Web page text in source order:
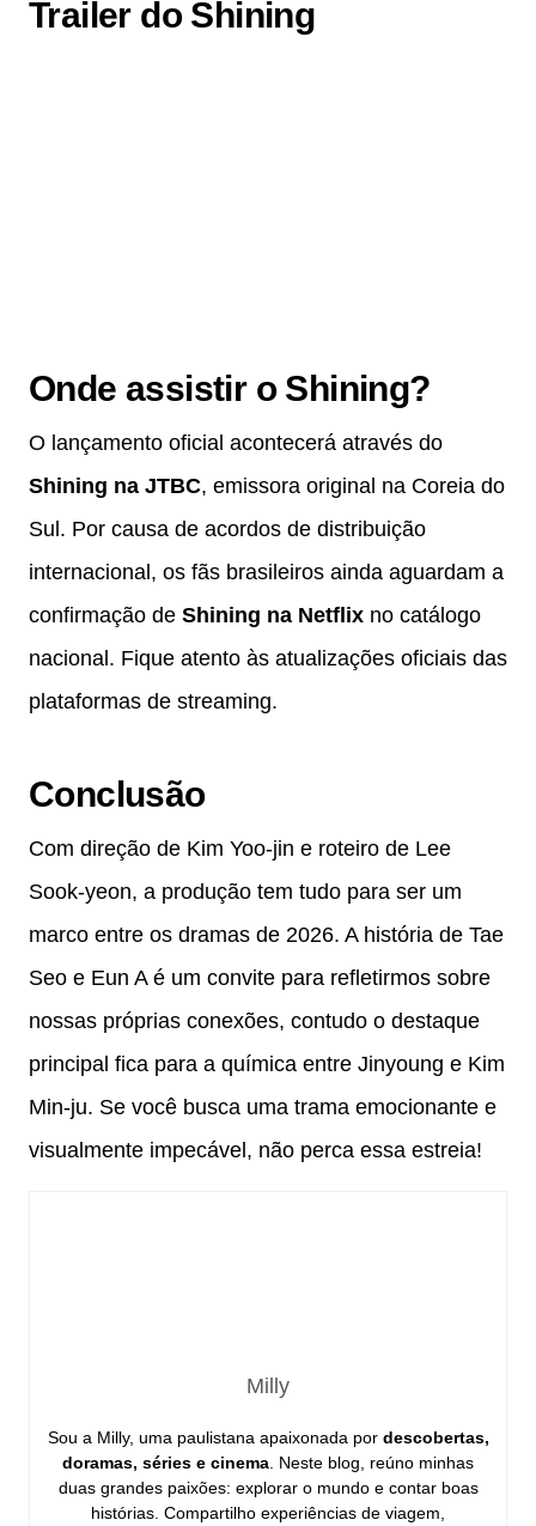
Trailer do Shining
Onde assistir o Shining?
O lançamento oficial acontecerá através do
Shining na JTBC, emissora original na Coreia do
Sul. Por causa de acordos de distribuição
internacional, os fãs brasileiros ainda aguardam a
confirmação de Shining na Netflix no catálogo
nacional. Fique atento às atualizações oficiais das
plataformas de streaming.
Conclusão
Com direção de Kim Yoo-jin e roteiro de Lee
Sook-yeon, a produção tem tudo para ser um
marco entre os dramas de 2026. A história de Tae
Seo e Eun A é um convite para refletirmos sobre
nossas próprias conexões, contudo o destaque
principal fica para a química entre Jinyoung e Kim
Min-ju. Se você busca uma trama emocionante e
visualmente impecável, não perca essa estreia!
Milly
Sou a Milly, uma paulistana apaixonada por descobertas,
doramas, séries e cinema . Neste blog, reúno minhas
duas grandes paixões: explorar o mundo e contar boas
histórias. Compartilho experiências de viagem,